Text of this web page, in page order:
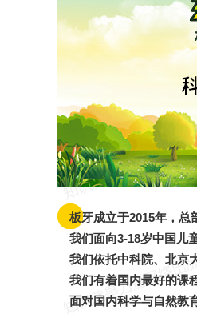
板牙成立于2015年，总
我们面向3-18岁中国儿
我们依托中科院、北京
我们有着国内最好的课
面对国内科学与自然教